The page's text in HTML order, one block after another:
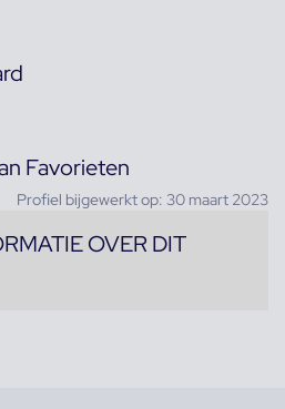
Favorieten
Profiel bijgewerkt op: 30 maart 2023
OVER DIT